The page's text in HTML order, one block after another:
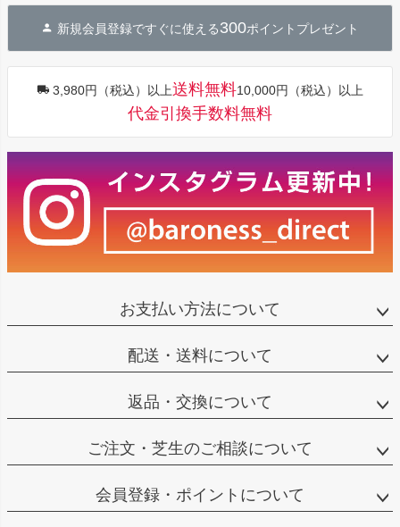
へ
新規会員登録ですぐに使える300ポイントプレゼント
3,980円（税込）以上送料無料10,000円（税込）以上
代金引換手数料無料
お支払い方法について
配送・送料について
返品・交換について
ご注文・芝生のご相談について
会員登録・ポイントについて